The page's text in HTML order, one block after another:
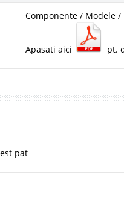
Componente / Modele
Apasati aici pt.
pat